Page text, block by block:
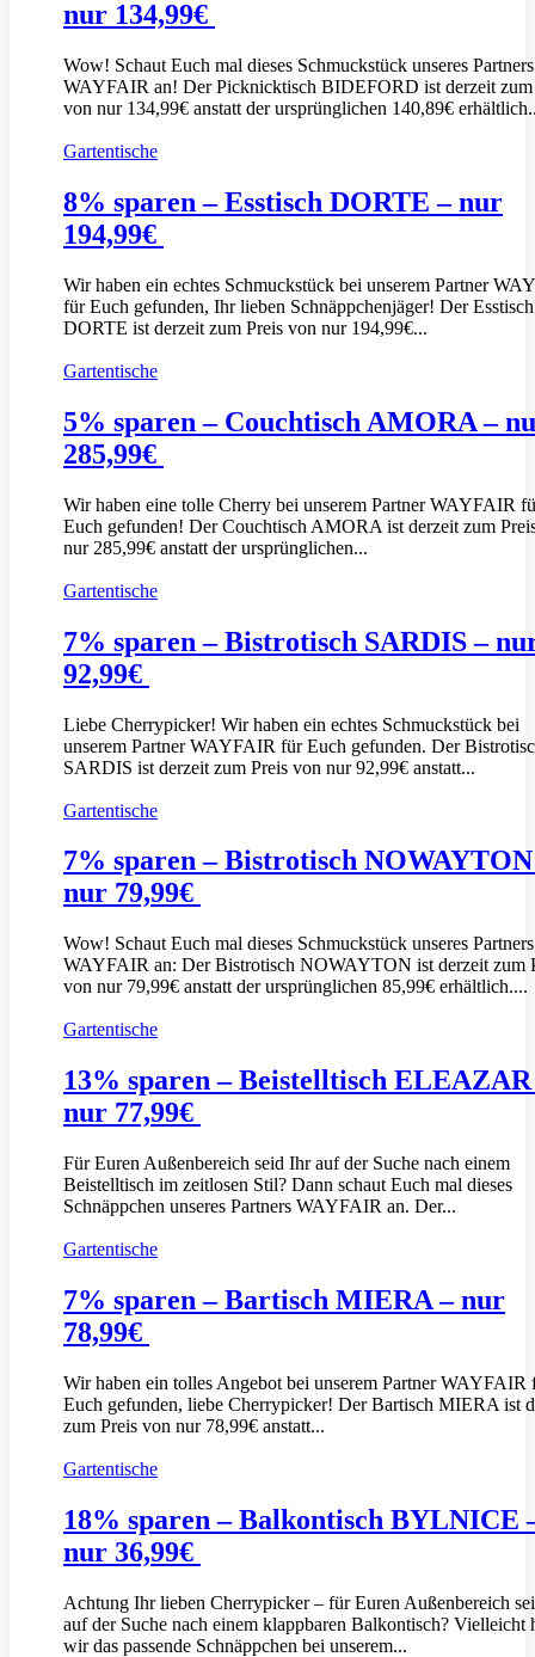
nur 134,99€
Wow! Schaut Euch mal dieses Schmuckstück unseres Partners
WAYFAIR an! Der Picknicktisch BIDEFORD ist derzeit zum
von nur 134,99€ anstatt der ursprünglichen 140,89€
Gartentische
8% sparen – Esstisch DORTE – nur
194,99€
Wir haben ein echtes Schmuckstück bei unserem Partner
für Euch gefunden, Ihr lieben Schnäppchenjäger! Der Esstisch
DORTE ist derzeit zum Preis von nur 194,99€...
Gartentische
5% sparen – Couchtisch AMORA –
285,99€
Wir haben eine tolle Cherry bei unserem Partner WAYFAIR
Euch gefunden! Der Couchtisch AMORA ist derzeit zum
nur 285,99€ anstatt der ursprünglichen...
Gartentische
7% sparen – Bistrotisch SARDIS –
92,99€
Liebe Cherrypicker! Wir haben ein echtes Schmuckstück bei
unserem Partner WAYFAIR für Euch gefunden. Der
SARDIS ist derzeit zum Preis von nur 92,99€ anstatt...
Gartentische
7% sparen – Bistrotisch
nur 79,99€
Wow! Schaut Euch mal dieses Schmuckstück unseres Partners
WAYFAIR an: Der Bistrotisch NOWAYTON ist derzeit zum
von nur 79,99€ anstatt der ursprünglichen 85,99€ erhältlich....
Gartentische
13% sparen – Beistelltisch
nur 77,99€
Für Euren Außenbereich seid Ihr auf der Suche nach einem
Beistelltisch im zeitlosen Stil? Dann schaut Euch mal dieses
Schnäppchen unseres Partners WAYFAIR an. Der...
Gartentische
7% sparen – Bartisch MIERA – nur
78,99€
Wir haben ein tolles Angebot bei unserem Partner WAYFAIR
Euch gefunden, liebe Cherrypicker! Der Bartisch MIERA ist
zum Preis von nur 78,99€ anstatt...
Gartentische
18% sparen – Balkontisch BYLNICE
nur 36,99€
Achtung Ihr lieben Cherrypicker – für Euren Außenbereich
auf der Suche nach einem klappbaren Balkontisch? Vielleicht
wir das passende Schnäppchen bei unserem...